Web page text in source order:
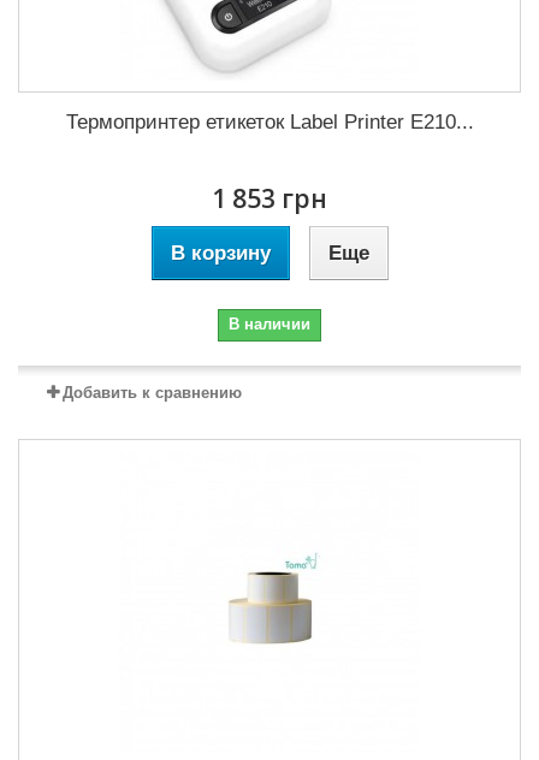
Термопринтер етикеток Label Printer E210...
1 853 грн
В корзину Еще
В наличии
Добавить к сравнению